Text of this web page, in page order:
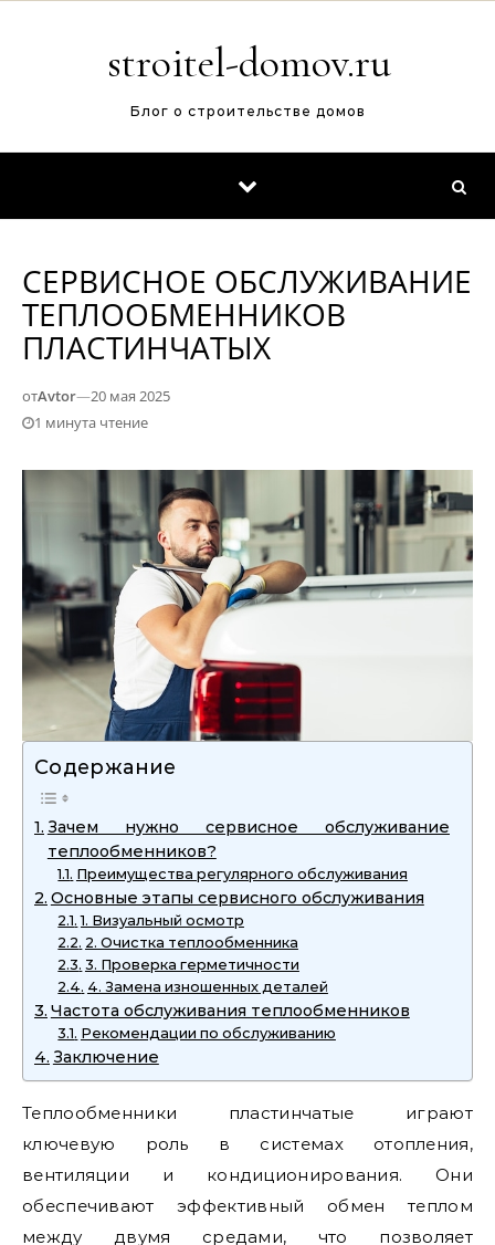
stroitel-domov.ru
Блог о строительстве домов
СЕРВИСНОЕ ОБСЛУЖИВАНИЕ
ТЕПЛООБМЕННИКОВ
ПЛАСТИНЧАТЫХ
отAvtor—20 мая 2025
1 минута чтение
Содержание
Зачем нужно сервисное обслуживание
теплообменников?
Преимущества регулярного обслуживания
Основные этапы сервисного обслуживания
1. Визуальный осмотр
2. Очистка теплообменника
3. Проверка герметичности
4. Замена изношенных деталей
Частота обслуживания теплообменников
Рекомендации по обслуживанию
Заключение
Теплообменники пластинчатые играют
ключевую роль в системах отопления,
вентиляции и кондиционирования. Они
обеспечивают эффективный обмен теплом
между двумя средами, что позволяет